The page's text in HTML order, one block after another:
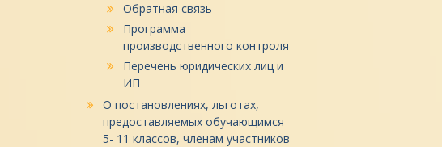
Обратная связь
Программа
производственного контроля
Перечень юридических лиц и
ИП
О постановлениях, льготах,
предоставляемых обучающимся
5- 11 классов, членам участников